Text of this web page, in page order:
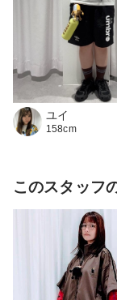
ユイ
158cm
このスタッフ